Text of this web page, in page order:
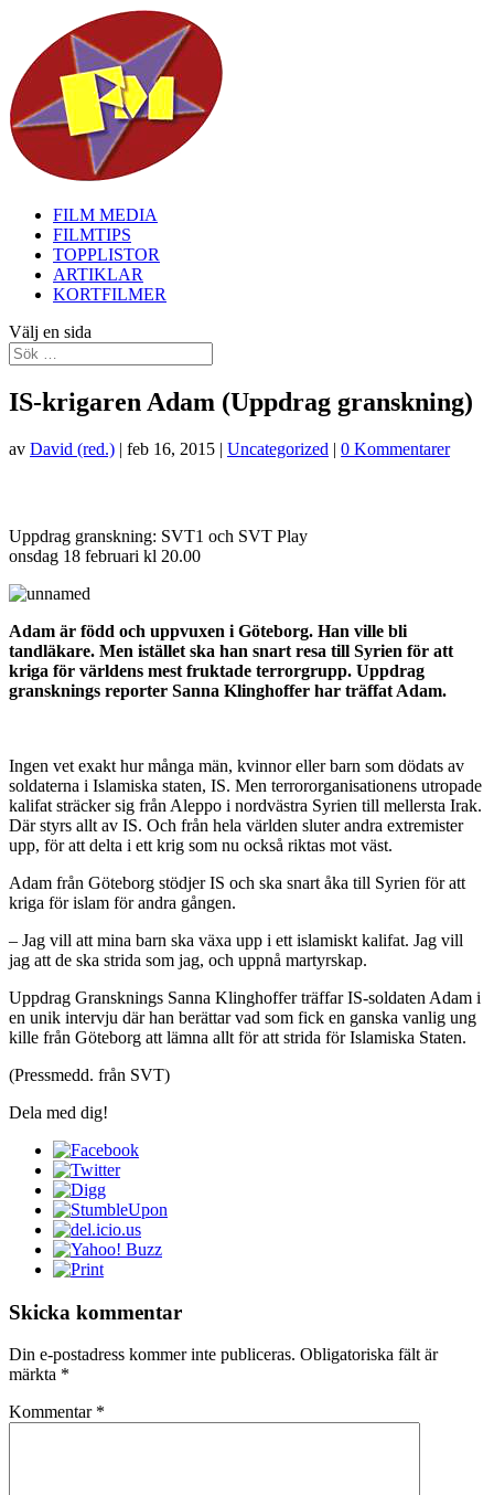
FILM MEDIA
FILMTIPS
TOPPLISTOR
ARTIKLAR
KORTFILMER
Välj en sida
IS-krigaren Adam (Uppdrag granskning)
av David (red.) | feb 16, 2015 | Uncategorized | 0 Kommentarer
Uppdrag granskning: SVT1 och SVT Play
onsdag 18 februari kl 20.00
Adam är född och uppvuxen i Göteborg. Han ville bli
tandläkare. Men istället ska han snart resa till Syrien för att
kriga för världens mest fruktade terrorgrupp. Uppdrag
gransknings reporter Sanna Klinghoffer har träffat Adam.
Ingen vet exakt hur många män, kvinnor eller barn som dödats av
soldaterna i Islamiska staten, IS. Men terrororganisationens utropade
kalifat sträcker sig från Aleppo i nordvästra Syrien till mellersta Irak.
Där styrs allt av IS. Och från hela världen sluter andra extremister
upp, för att delta i ett krig som nu också riktas mot väst.
Adam från Göteborg stödjer IS och ska snart åka till Syrien för att
kriga för islam för andra gången.
– Jag vill att mina barn ska växa upp i ett islamiskt kalifat. Jag vill
jag att de ska strida som jag, och uppnå martyrskap.
Uppdrag Gransknings Sanna Klinghoffer träffar IS-soldaten Adam i
en unik intervju där han berättar vad som fick en ganska vanlig ung
kille från Göteborg att lämna allt för att strida för Islamiska Staten.
(Pressmedd. från SVT)
Dela med dig!
Skicka kommentar
Din e-postadress kommer inte publiceras. Obligatoriska fält är
märkta *
Kommentar *